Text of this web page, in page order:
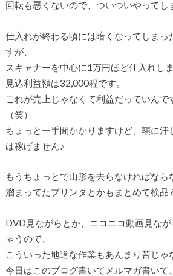
回転も悪くないので、ついついやってし
仕入れが終わる頃には暗くなってしまっ
すが、
スキャナーを中心に1万円ほど仕入れしま
見込利益額は32,000程です。
これが売上じゃなくて利益だっていんで
（笑）
ちょっと一手間かかりますけど、額に汗
は稼げません♪
もうちょっとで山形を去らなければなら
溜まってたプリンタとかもまとめて検品
DVD見ながらとか、ニコニコ動画見な
ゃうので、
こういった地道な作業もあんまり苦じゃ
今日はこのブログ書いてメルマガ書いて